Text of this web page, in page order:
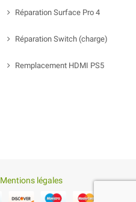
Réparation Surface Pro 4
Réparation Switch (charge)
Remplacement HDMI PS5
Mentions légales